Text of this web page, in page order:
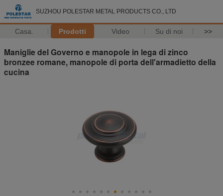
SUZHOU POLESTAR METAL PRODUCTS CO., LTD
Casa. Prodotti Video Su di noi >>
Maniglie del Governo e manopole in lega di zinco
bronzee romane, manopole di porta dell'armadietto della
cucina